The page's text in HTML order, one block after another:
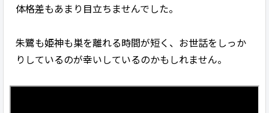
体格差もあまり目立ちませんでした。
朱鷺も姫神も巣を離れる時間が短く、お世話をしっか
りしているのが幸いしているのかもしれません。